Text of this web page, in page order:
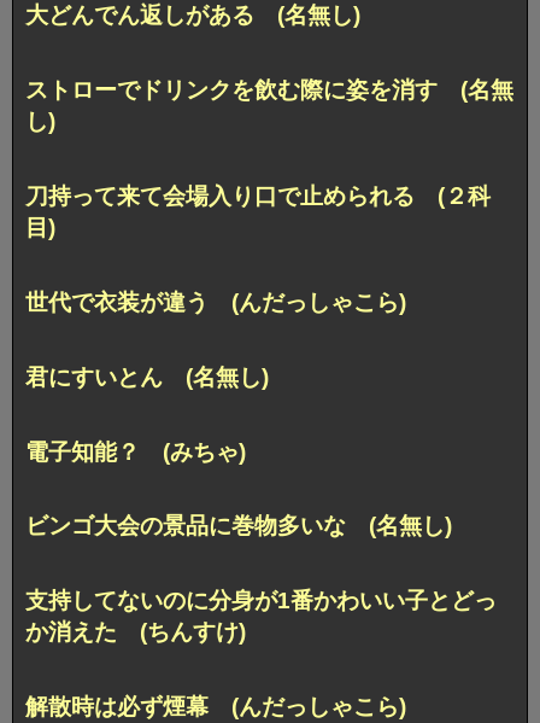
大どんでん返しがある (名無し)
ストローでドリンクを飲む際に姿を消す (名無
し)
刀持って来て会場入り口で止められる (２科
目)
世代で衣装が違う (んだっしゃこら)
君にすいとん (名無し)
電子知能？ (みちゃ)
ビンゴ大会の景品に巻物多いな (名無し)
支持してないのに分身が1番かわいい子とどっ
か消えた (ちんすけ)
解散時は必ず煙幕 (んだっしゃこら)